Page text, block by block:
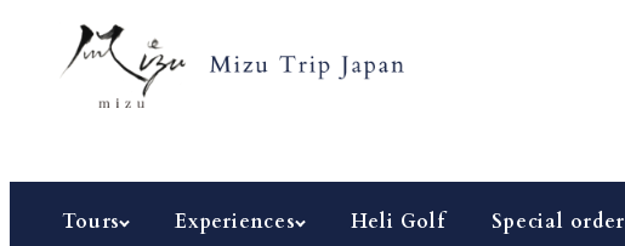
Tours Experiences Heli Golf Special order